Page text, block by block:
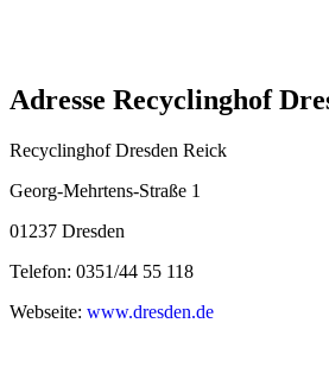
Adresse Recyclinghof
Recyclinghof Dresden Reick
Georg-Mehrtens-Straße 1
01237 Dresden
Telefon: 0351/44 55 118
Webseite: www.dresden.de